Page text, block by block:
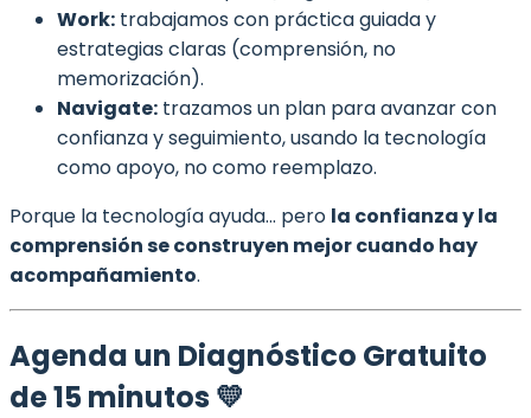
Work: trabajamos con práctica guiada y
estrategias claras (comprensión, no
memorización).
Navigate: trazamos un plan para avanzar con
confianza y seguimiento, usando la tecnología
como apoyo, no como reemplazo.
Porque la tecnología ayuda… pero la confianza y la
comprensión se construyen mejor cuando hay
acompañamiento.
Agenda un Diagnóstico Gratuito
de 15 minutos 💛